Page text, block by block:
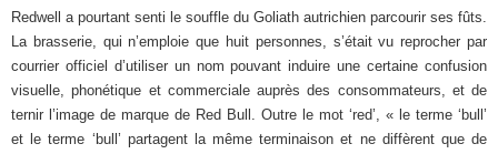
Redwell a pourtant senti le souffle du Goliath autrichien parcourir ses fûts.
La brasserie, qui n’emploie que huit personnes, s’était vu reprocher par
courrier officiel d’utiliser un nom pouvant induire une certaine confusion
visuelle, phonétique et commerciale auprès des consommateurs, et de
ternir l’image de marque de Red Bull. Outre le mot ‘red’, « le terme ‘bull’
et le terme ‘bull’ partagent la même terminaison et ne diffèrent que de